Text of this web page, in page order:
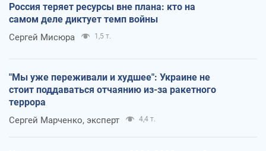
Россия теряет ресурсы вне плана: кто на
самом деле диктует темп войны
Сергей Мисюра 1,5 т.
"Мы уже переживали и худшее": Украине не
стоит поддаваться отчаянию из-за ракетного
террора
Сергей Марченко, эксперт 4,4 т.